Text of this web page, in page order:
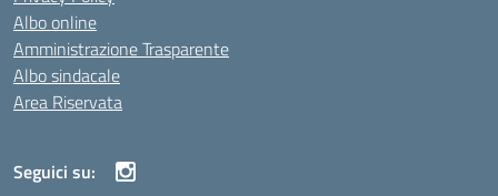
Albo online
Amministrazione Trasparente
Albo sindacale
Area Riservata
Seguici su: